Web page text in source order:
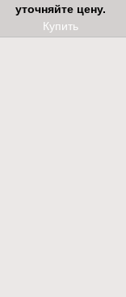
уточняйте цену.
Купить